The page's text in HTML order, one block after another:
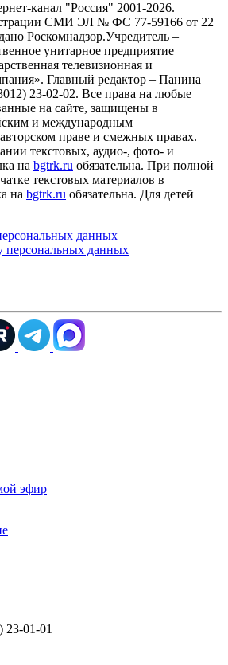
канал "Россия" 2001-2026.
СМИ ЭЛ № ФС 77-59166 от 22
Роскомнадзор.Учредитель –
унитарное предприятие
телевизионная и
Главный редактор – Панина
23-02-02. Все права на любые
на сайте, защищены в
и международным
праве и смежных правах.
текстовых, аудио-, фото- и
на bgtrk.ru обязательна. При полной
текстовых материалов в
на bgtrk.ru обязательна. Для детей
данных
персональных данных
эфир
23-01-01